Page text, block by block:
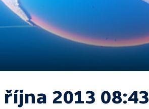
října 2013 08:43